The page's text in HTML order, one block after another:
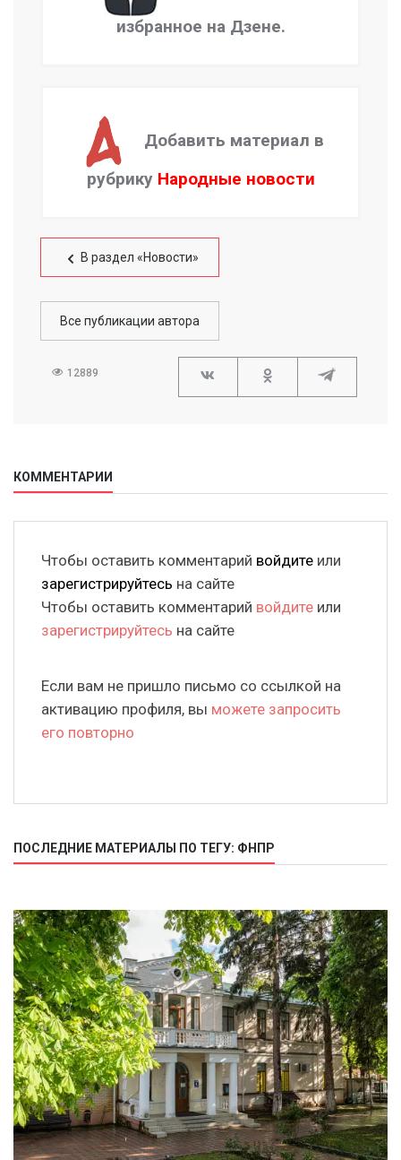
избранное на Дзене.
Добавить материал в
рубрику Народные новости
В раздел «Новости»
Все публикации автора
12889
КОММЕНТАРИИ
Чтобы оставить комментарий войдите или
зарегистрируйтесь на сайте
Чтобы оставить комментарий войдите или
зарегистрируйтесь на сайте
Если вам не пришло письмо со ссылкой на
активацию профиля, вы можете запросить
его повторно
ПОСЛЕДНИЕ МАТЕРИАЛЫ ПО ТЕГУ: ФНПР